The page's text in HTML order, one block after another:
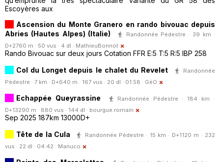
Escoyères aux
Ascension du Monte Granero en rando bivouac depuis
Abries (Hautes Alpes) (Italie)
Randonnée Pédestre · 39 km ·
D+2760 m · 50 vus · 4 dl · MathieuBonnot
Rando Bivouac sur deux jours Cotation FFR E:5 T:5 R:5 IBP 258
Col du Longet depuis le chalet du Revelet
Randonnée
Pédestre · 7 km · D+640 m · 167 vus · 20 dl · 01:58 · GéO
Echappée Queyrassine
Randonnée Pédestre · 184 km ·
D+13290 m · 880 vus · 144 dl · bourgue.romain
Sep 2025 187km 13000D+
Tête de la Cula
Randonnée Pédestre · 15 km · D+1120 m · 232
vus · 22 dl · 04:42 · Manuco